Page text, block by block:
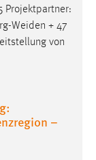
Projektpartner:
Weiden + 47
von
–